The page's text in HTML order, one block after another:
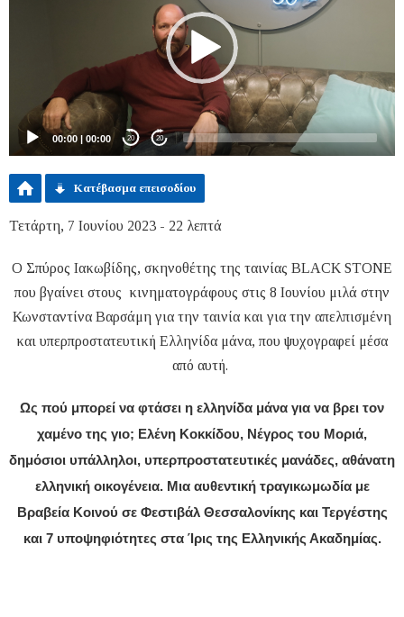
00:00 | 00:00 20 20
Κατέβασμα επεισοδίου
Τετάρτη, 7 Ιουνίου 2023 - 22 λεπτά
Ο Σπύρος Ιακωβίδης, σκηνοθέτης της ταινίας BLACK STONE
που βγαίνει στους κινηματογράφους στις 8 Ιουνίου μιλά στην
Κωνσταντίνα Βαρσάμη για την ταινία και για την απελπισμένη
και υπερπροστατευτική Ελληνίδα μάνα, που ψυχογραφεί μέσα
από αυτή.
Ως πού μπορεί να φτάσει η ελληνίδα μάνα για να βρει τον
χαμένο της γιο; Ελένη Κοκκίδου, Νέγρος του Μοριά,
δημόσιοι υπάλληλοι, υπερπροστατευτικές μανάδες, αθάνατη
ελληνική οικογένεια. Μια αυθεντική τραγικωμωδία με
Βραβεία Κοινού σε Φεστιβάλ Θεσσαλονίκης και Τεργέστης
και 7 υποψηφιότητες στα Ίρις της Ελληνικής Ακαδημίας.